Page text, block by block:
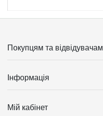
Покупцям та відвідувачам
Інформація
Мій кабінет